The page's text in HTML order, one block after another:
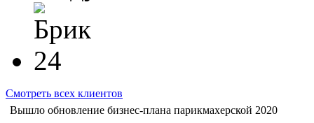
Смотреть всех клиентов
Вышло обновление бизнес-плана парикмахерской 2020